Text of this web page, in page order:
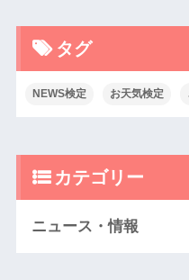
タグ
NEWS検定 お天気検定
カテゴリー
ニュース・情報